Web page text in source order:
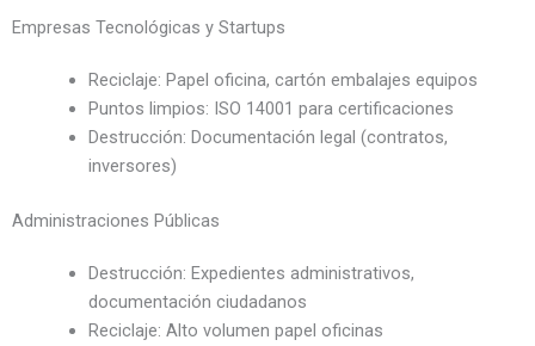
Empresas Tecnológicas y Startups
Reciclaje: Papel oficina, cartón embalajes equipos
Puntos limpios: ISO 14001 para certificaciones
Destrucción: Documentación legal (contratos,
inversores)
Administraciones Públicas
Destrucción: Expedientes administrativos,
documentación ciudadanos
Reciclaje: Alto volumen papel oficinas